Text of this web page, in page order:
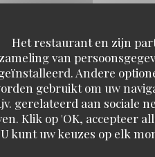
Het restaurant en zijn
van
Andere
gebruikt om uw
gerelateerd aan sociale
Klik op 'OK, accepteer
U kunt uw keuzes op elk
Bienvenue